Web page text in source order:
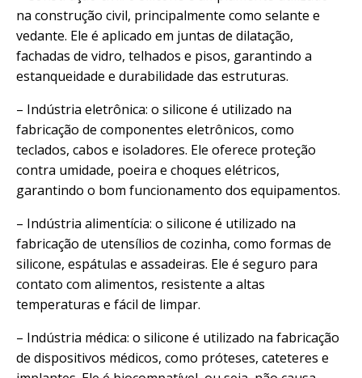
na construção civil, principalmente como selante e
vedante. Ele é aplicado em juntas de dilatação,
fachadas de vidro, telhados e pisos, garantindo a
estanqueidade e durabilidade das estruturas.
– Indústria eletrônica: o silicone é utilizado na
fabricação de componentes eletrônicos, como
teclados, cabos e isoladores. Ele oferece proteção
contra umidade, poeira e choques elétricos,
garantindo o bom funcionamento dos equipamentos.
– Indústria alimentícia: o silicone é utilizado na
fabricação de utensílios de cozinha, como formas de
silicone, espátulas e assadeiras. Ele é seguro para
contato com alimentos, resistente a altas
temperaturas e fácil de limpar.
– Indústria médica: o silicone é utilizado na fabricação
de dispositivos médicos, como próteses, cateteres e